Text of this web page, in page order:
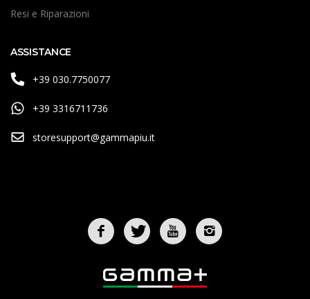
Resi e Riparazioni
ASSISTANCE
+39 030.7750077
+39 3316711736
storesupport@gammapiu.it